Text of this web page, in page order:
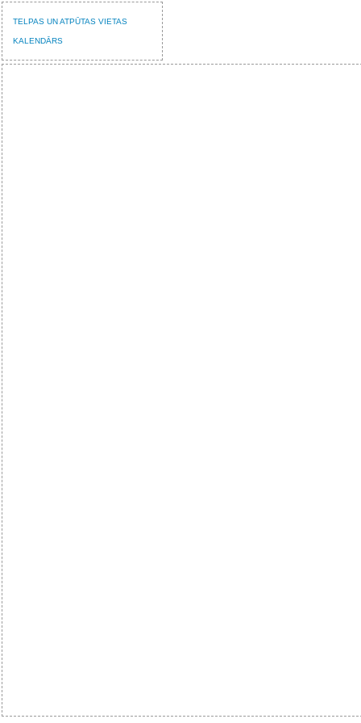
TELPAS UN ATPŪTAS VIETAS
KALENDĀRS